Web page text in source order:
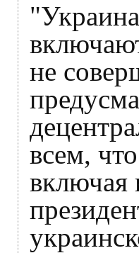
не
всем,
включая